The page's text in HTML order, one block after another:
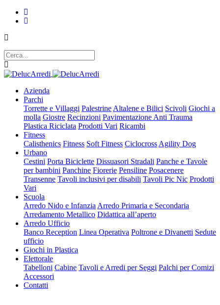
Azienda
Parchi
Torrette e Villaggi Palestrine Altalene e Bilici Scivoli Giochi a
molla Giostre Recinzioni Pavimentazione Anti Trauma
Plastica Riciclata Prodotti Vari Ricambi
Fitness
Calisthenics Fitness Soft Fitness Ciclocross Agility Dog
Urbano
Cestini Porta Biciclette Dissuasori Stradali Panche e Tavole
per bambini Panchine Fiorerie Pensiline Posacenere
Transenne Tavoli inclusivi per disabili Tavoli Pic Nic Prodotti
Vari
Scuola
Arredo Nido e Infanzia Arredo Primaria e Secondaria
Arredamento Metallico Didattica all’aperto
Arredo Ufficio
Banco Reception Linea Operativa Poltrone e Divanetti Sedute
ufficio
Giochi in Plastica
Elettorale
Tabelloni Cabine Tavoli e Arredi per Seggi Palchi per Comizi
Accessori
Contatti